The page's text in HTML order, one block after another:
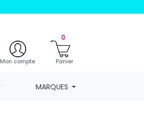
Mon compte
0
Panier
MARQUES